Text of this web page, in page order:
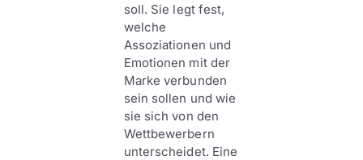
soll. Sie legt fest,
welche
Assoziationen und
Emotionen mit der
Marke verbunden
sein sollen und wie
sie sich von den
Wettbewerbern
unterscheidet. Eine